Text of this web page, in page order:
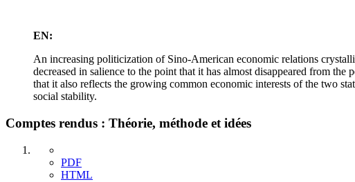
EN:
An increasing politicization of Sino-American economic relations
decreased in salience to the point that it has almost disappeared from
that it also reflects the growing common economic interests of the two
social stability.
Comptes rendus : Théorie, méthode et idées
PDF
HTML